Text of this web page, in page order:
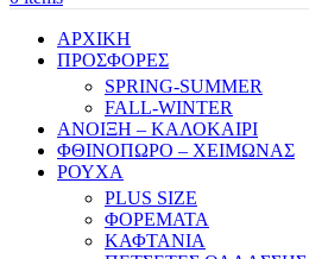
ΑΡΧΙΚΗ
ΠΡΟΣΦΟΡΕΣ
SPRING-SUMMER
FALL-WINTER
ΑΝΟΙΞΗ – ΚΑΛΟΚΑΙΡΙ
ΦΘΙΝΟΠΩΡΟ – ΧΕΙΜΩΝΑΣ
ΡΟΥΧΑ
PLUS SIZE
ΦΟΡΕΜΑΤΑ
ΚΑΦΤΑΝΙΑ